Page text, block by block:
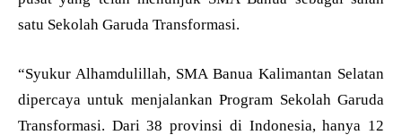
satu Sekolah Garuda Transformasi.
“Syukur Alhamdulillah, SMA Banua Kalimantan Selatan
dipercaya untuk menjalankan Program Sekolah Garuda
Transformasi. Dari 38 provinsi di Indonesia, hanya 12